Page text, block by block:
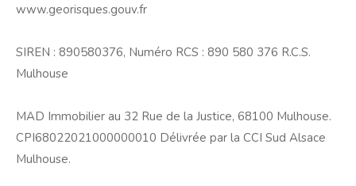
www.georisques.gouv.fr
SIREN : 890580376, Numéro RCS : 890 580 376 R.C.S.
Mulhouse
MAD Immobilier au 32 Rue de la Justice, 68100 Mulhouse.
CPI68022021000000010 Délivrée par la CCI Sud Alsace
Mulhouse.